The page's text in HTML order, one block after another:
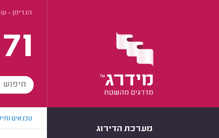
הנדימן -
מערכת הדירוג
טכנאים